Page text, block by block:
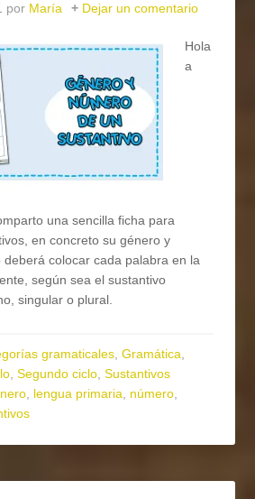
por María Dejar un comentario
Hola
a
una sencilla ficha para
en concreto su género y
deberá colocar cada palabra en la
según sea el sustantivo
singular o plural.
gramaticales,Gramática,
,Segundo ciclo,Sustantivos
, lengua primaria, número,